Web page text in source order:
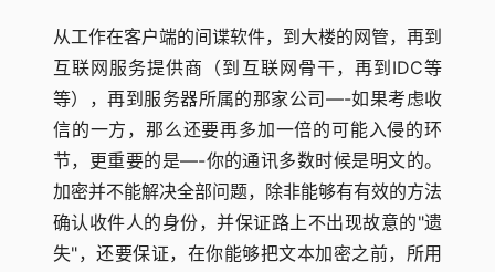
从工作在客户端的间谍软件，到大楼的网管，再到
互联网服务提供商（到互联网骨干，再到IDC等
等），再到服务器所属的那家公司—-如果考虑收
信的一方，那么还要再多加一倍的可能入侵的环
节，更重要的是—-你的通讯多数时候是明文的。
加密并不能解决全部问题，除非能够有有效的方法
确认收件人的身份，并保证路上不出现故意的"遗
失"，还要保证，在你能够把文本加密之前，所用